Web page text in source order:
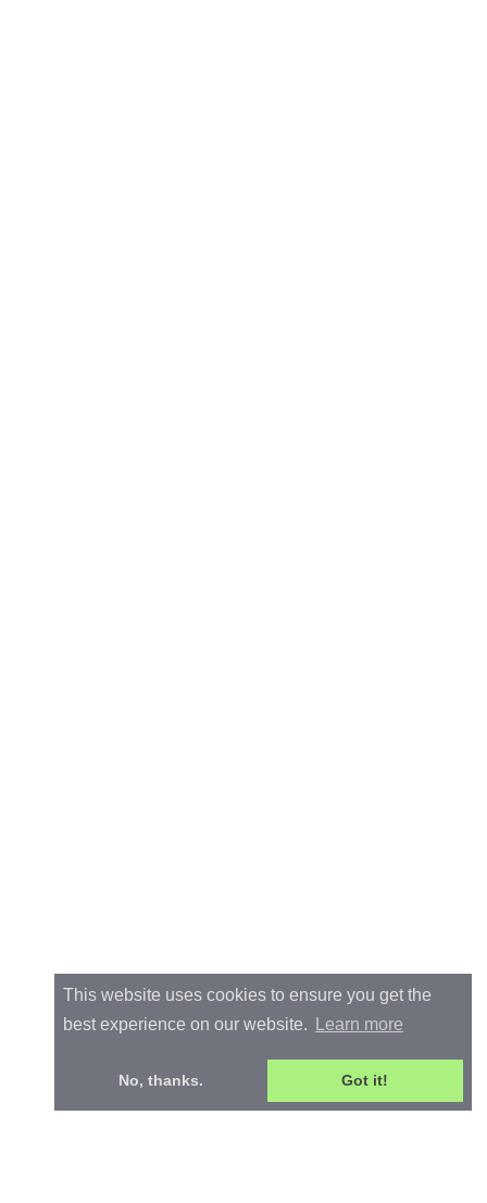
This website uses cookies to ensure you get the
best experience on our website.
Learn more
No, thanks. Got it!